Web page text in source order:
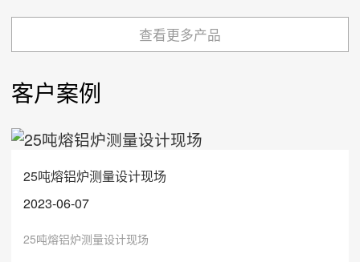
查看更多产品
客户案例
25吨熔铝炉测量设计现场
2023-06-07
25吨熔铝炉测量设计现场